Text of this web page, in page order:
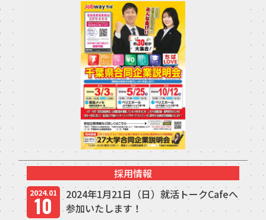
採用情報
2024.01
10
2024年1月21日（日）就活トークCafeへ
参加いたします！